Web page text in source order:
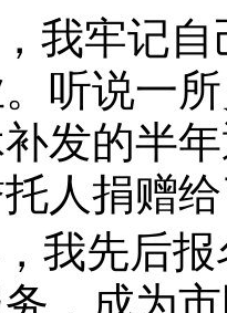
我牢记
听说一
发的半
人捐赠
我先后